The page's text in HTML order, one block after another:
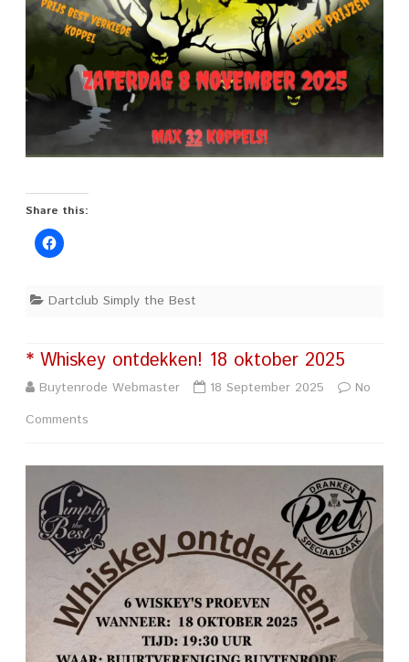
Share this:
Dartclub Simply the Best
* Whiskey ontdekken! 18 oktober 2025
Buytenrode Webmaster 18 September 2025
No
Comments
Whiskey
ontdekken!
18
oktober
2025